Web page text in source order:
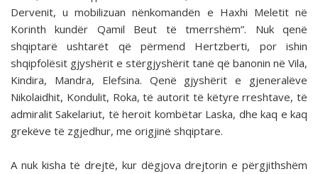
Dervenit, u mobilizuan nënkomandën e Haxhi Meletit në
Korinth kundër Qamil Beut të tmerrshëm”. Nuk qenë
shqiptarë ushtarët që përmend Hertzberti, por ishin
shqipfolësit gjyshërit e stërgjyshërit tanë që banonin në Vila,
Kindira, Mandra, Elefsina. Qenë gjyshërit e gjeneralëve
Nikolaidhit, Kondulit, Roka, të autorit të këtyre rreshtave, të
admiralit Sakelariut, të heroit kombëtar Laska, dhe kaq e kaq
grekëve të zgjedhur, me origjinë shqiptare.
A nuk kisha të drejtë, kur dëgjova drejtorin e përgjithshëm